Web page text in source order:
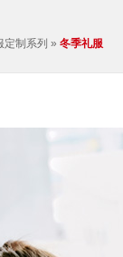
定制系列 »冬季礼服